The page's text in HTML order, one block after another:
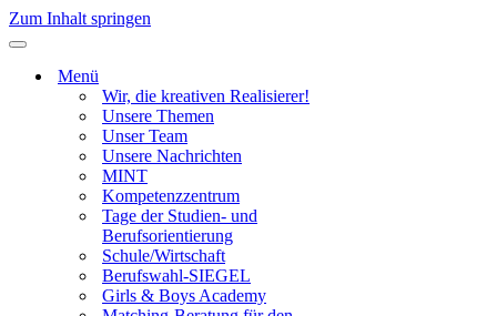
Zum Inhalt springen
Navigationsmenü
Menü
Wir, die kreativen Realisierer!
Unsere Themen
Unser Team
Unsere Nachrichten
MINT
Kompetenzzentrum
Tage der Studien- und
Berufsorientierung
Schule/Wirtschaft
Berufswahl-SIEGEL
Girls & Boys Academy